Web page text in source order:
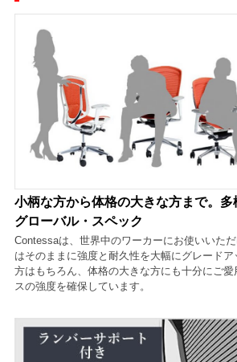
小柄な方から体格の大きな方まで。多
グローバル・スペック
Contessaは、世界中のワーカーにお使いいた
はそのままに強度と耐久性を大幅にグレード
方はもちろん、体格の大きな方にも十分にご愛
スの強度を確保しています。